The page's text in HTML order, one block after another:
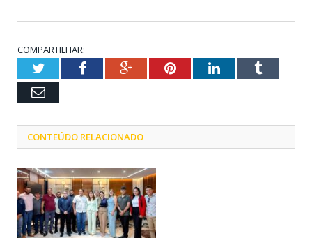
COMPARTILHAR:
TwitterFacebookGoogle+PinterestLinkedInTumblr
Email
CONTEÚDO RELACIONADO